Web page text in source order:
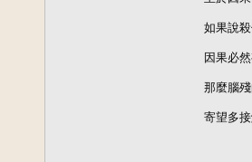
如果說
因果必
那麼腦
寄望多